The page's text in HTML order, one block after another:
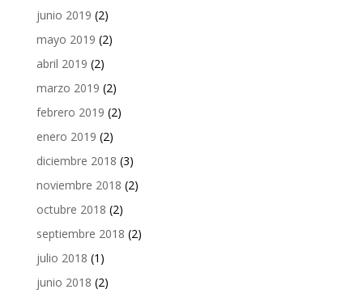
junio 2019 (2)
mayo 2019 (2)
abril 2019 (2)
marzo 2019 (2)
febrero 2019 (2)
enero 2019 (2)
diciembre 2018 (3)
noviembre 2018 (2)
octubre 2018 (2)
septiembre 2018 (2)
julio 2018 (1)
junio 2018 (2)